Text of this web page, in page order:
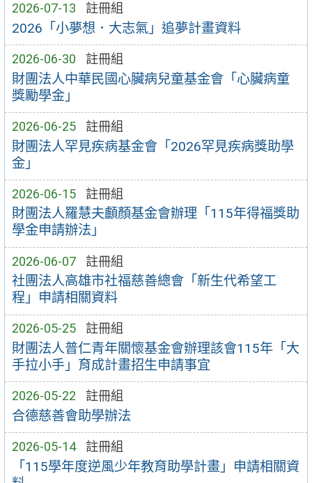
2026-07-13 註冊組
2026「小夢想．大志氣」追夢計畫資料
2026-06-30 註冊組
財團法人中華民國心臟病兒童基金會「心臟病童
獎勵學金」
2026-06-25 註冊組
財團法人罕見疾病基金會「2026罕見疾病獎助學
金」
2026-06-15 註冊組
財團法人羅慧夫顱顏基金會辦理「115年得福獎助
學金申請辦法」
2026-06-07 註冊組
社團法人高雄市社福慈善總會「新生代希望工
程」申請相關資料
2026-05-25 註冊組
財團法人普仁青年關懷基金會辦理該會115年「大
手拉小手」育成計畫招生申請事宜
2026-05-22 註冊組
合德慈善會助學辦法
2026-05-14 註冊組
「115學年度逆風少年教育助學計畫」申請相關資